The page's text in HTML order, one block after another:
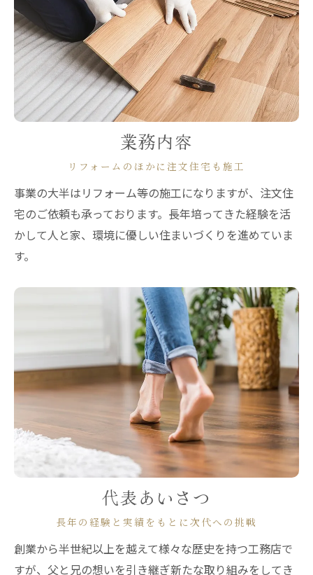
業務内容
リフォームのほかに注文住宅も施工
事業の大半はリフォーム等の施工になりますが、注文住
宅のご依頼も承っております。長年培ってきた経験を活
かして人と家、環境に優しい住まいづくりを進めていま
す。
代表あいさつ
長年の経験と実績をもとに次代への挑戦
創業から半世紀以上を越えて様々な歴史を持つ工務店で
すが、父と兄の想いを引き継ぎ新たな取り組みをしてき